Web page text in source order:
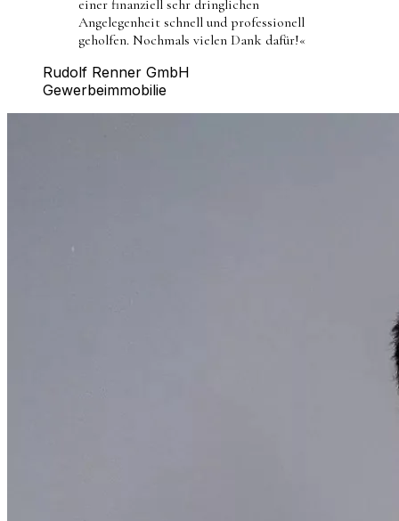
einer finanziell sehr dringlichen
Angelegenheit schnell und professionell
geholfen. Nochmals vielen Dank dafür!«
Rudolf Renner GmbH
Gewerbeimmobilie